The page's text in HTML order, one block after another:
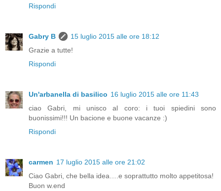
Rispondi
Gabry B
15 luglio 2015 alle ore 18:12
Grazie a tutte!
Rispondi
Un'arbanella di basilico 16 luglio 2015 alle ore 11:43
ciao Gabri, mi unisco al coro: i tuoi spiedini sono
buonissimi!!! Un bacione e buone vacanze :)
Rispondi
carmen 17 luglio 2015 alle ore 21:02
Ciao Gabri, che bella idea….e soprattutto molto appetitosa!
Buon w.end